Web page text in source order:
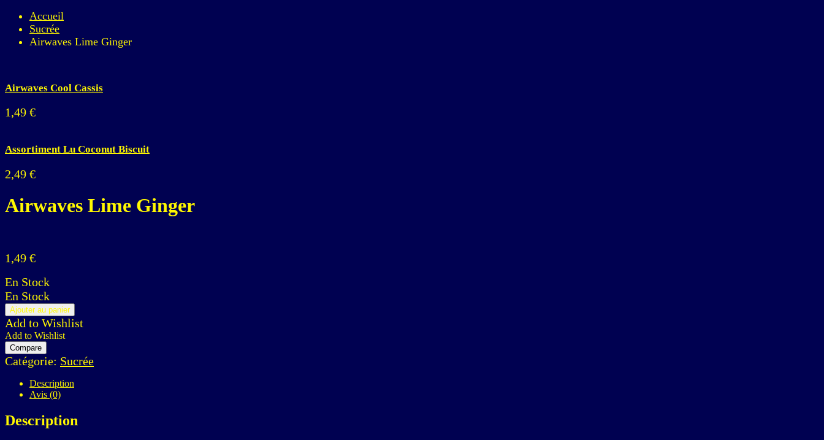
Accueil
Sucrée
Airwaves Lime Ginger
Airwaves Cool Cassis
1,49 €
Assortiment Lu Coconut Biscuit
2,49 €
Airwaves Lime Ginger
1,49 €
En Stock
En Stock
Ajouter au panier
Add to Wishlist
Add to Wishlist
Compare
Catégorie: Sucrée
Description
Avis (0)
Description